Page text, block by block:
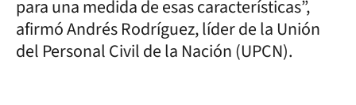
para una medida de esas características”,
afirmó Andrés Rodríguez, líder de la Unión
del Personal Civil de la Nación (UPCN).